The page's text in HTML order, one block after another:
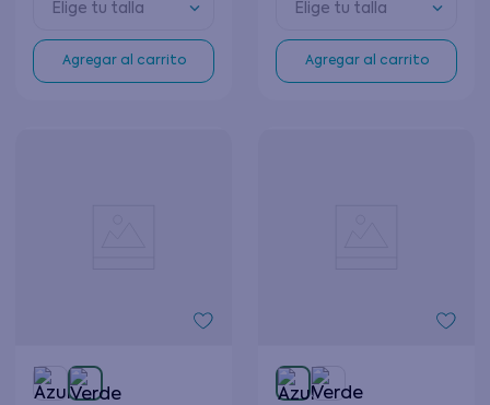
Elige tu talla
Agregar al carrito
Elige tu talla
Agregar al carrito